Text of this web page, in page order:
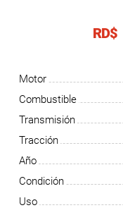
RD$
Motor
Combustible
Transmisión
Tracción
Año
Condición
Uso